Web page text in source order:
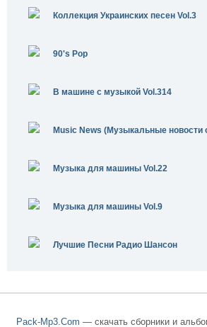
Коллекция Украинских песен Vol.3
90's Pop
В машине с музыкой Vol.314
Music News (Музыкальные новости
Музыка для машины Vol.22
Музыка для машины Vol.9
Лучшие Песни Радио Шансон
Pack-Mp3.Com — скачать сборники и